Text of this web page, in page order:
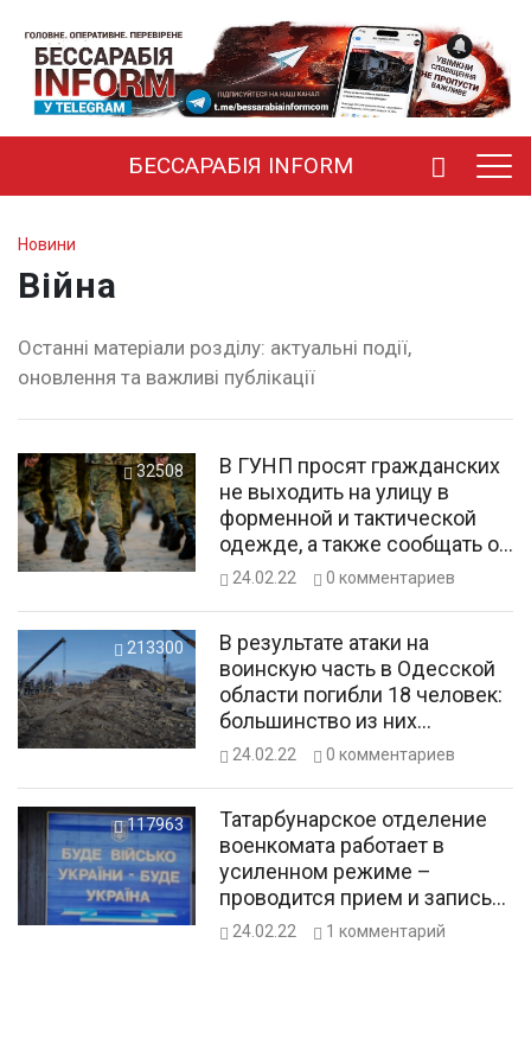
БЕССАРАБІЯ INFORM
Новини
Війна
Останні матеріали розділу: актуальні події,
оновлення та важливі публікації
32508
В ГУНП просят гражданских
не выходить на улицу в
форменной и тактической
одежде, а также сообщать о
подозрительных лицах с
24.02.22 0 комментариев
213300
В результате атаки на
воинскую часть в Одесской
области погибли 18 человек:
большинство из них
женщины
24.02.22 0 комментариев
117963
Татарбунарское отделение
военкомата работает в
усиленном режиме –
проводится прием и запись
резервистов и добровольцев
24.02.22 1 комментарий